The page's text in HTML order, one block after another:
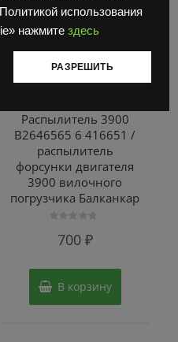
использования
нажмите здесь
РАЗРЕШИТЬ
Двигатель Д3900,Запчасти
Балканкар,ТНВД
Распылитель 3900
B2646565 6 416651 /
распылитель
форсунки двигателя
3900 вилочного
погрузчика Балканкар
700 ₽
В корзину